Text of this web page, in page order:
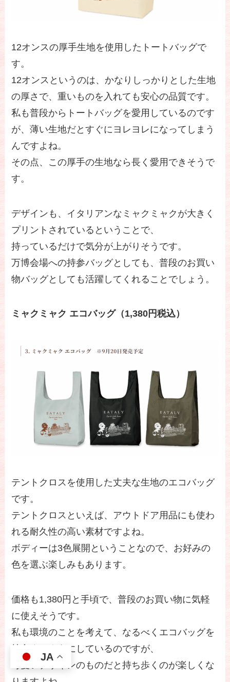
12オンスの厚手生地を使用したトートバッグで
す。
12オンスというのは、かなりしっかりとした生地
の厚さで、重いものを入れても安心の品質です。
私も普段からトートバッグを愛用しているのです
が、薄い生地だとすぐにヨレヨレになってしまう
んですよね。
その点、この厚手の生地なら長く愛用できそうで
す。
デザインも、イタリアンなミャクミャクが大きく
プリントされているということで、
持っているだけで気分が上がりそうです。
万博会場への持参バッグとしても、普段のお買い
物バッグとしても活躍してくれることでしょう。
ミャクミャク エコバッグ（1,380円税込）
テントクロスを使用した丈夫な生地のエコバッグ
です。
テントクロスといえば、アウトドア用品にも使わ
れる耐久性の高い素材ですよね。
ボディーは3色展開ということなので、お好みの
色を選ぶ楽しみもあります。
価格も1,380円と手頃で、普段のお買い物に気軽
に使えそうです。
私も環境のことを考えて、なるべくエコバッグを
持参するようにしているのですが、
可愛いデザインのものだと持ち歩くのが楽しくな
JA